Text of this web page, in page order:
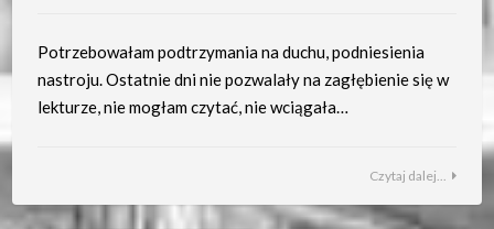
Potrzebowałam podtrzymania na duchu, podniesienia
nastroju. Ostatnie dni nie pozwalały na zagłębienie się w
lekturze, nie mogłam czytać, nie wciągała…
Czytaj dalej...